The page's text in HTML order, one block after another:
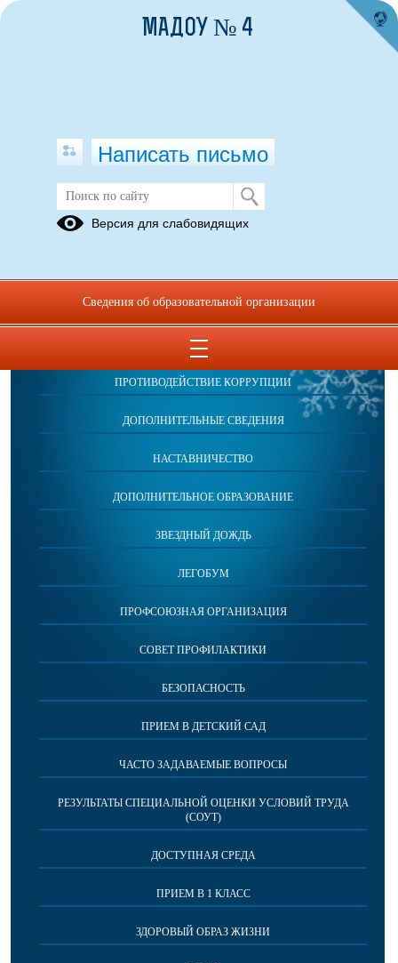
Публикации за 09.04.2026
ОБРАЩЕНИЯ ГРАЖДАН
ПРОТИВОДЕЙСТВИЕ КОРРУПЦИИ
ДОПОЛНИТЕЛЬНЫЕ СВЕДЕНИЯ
НАСТАВНИЧЕСТВО
ДОПОЛНИТЕЛЬНОЕ ОБРАЗОВАНИЕ
ЗВЕЗДНЫЙ ДОЖДЬ
ЛЕГОБУМ
ПРОФСОЮЗНАЯ ОРГАНИЗАЦИЯ
СОВЕТ ПРОФИЛАКТИКИ
БЕЗОПАСНОСТЬ
ПРИЕМ В ДЕТСКИЙ САД
ЧАСТО ЗАДАВАЕМЫЕ ВОПРОСЫ
РЕЗУЛЬТАТЫ СПЕЦИАЛЬНОЙ ОЦЕНКИ УСЛОВИЙ ТРУДА
(СОУТ)
ДОСТУПНАЯ СРЕДА
ПРИЕМ В 1 КЛАСС
ЗДОРОВЫЙ ОБРАЗ ЖИЗНИ
МАДОУ № 4
Написать письмо
Версия для слабовидящих
Сведения об образовательной организации